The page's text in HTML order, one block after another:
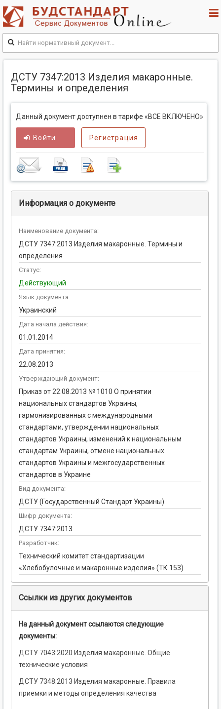
ДСТУ 7347:2013 Изделия макаронные.
Термины и определения
Данный документ доступнен в тарифе «ВСЕ ВКЛЮЧЕНО»
Войти Регистрация
Информация о документе
Наименование документа:
ДСТУ 7347:2013 Изделия макаронные. Термины и
определения
Статус:
Действующий
Язык документа
Украинский
Дата начала действия:
01.01.2014
Дата принятия:
22.08.2013
Утверждающий документ:
Приказ от 22.08.2013 № 1010 О принятии
национальных стандартов Украины,
гармонизированных с международными
стандартами, утверждении национальных
стандартов Украины, изменений к национальным
стандартам Украины, отмене национальных
стандартов Украины и межгосударственных
стандартов в Украине
Вид документа:
ДСТУ (Государственный Стандарт Украины)
Шифр документа:
ДСТУ 7347:2013
Разработчик:
Технический комитет стандартизации
«Хлебобулочные и макаронные изделия» (ТК 153)
Ссылки из других документов
На данный документ ссылаются следующие
документы:
ДСТУ 7043:2020 Изделия макаронные. Общие
технические условия
ДСТУ 7348:2013 Изделия макаронные. Правила
приемки и методы определения качества